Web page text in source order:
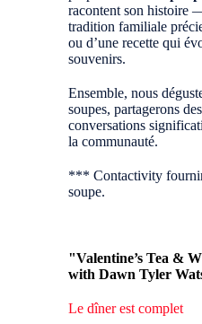
racontent son histoire
tradition familiale
ou d’une recette qui
souvenirs.
Ensemble, nous
soupes, partagerons
conversations
la communauté.
*** Contactivity
soupe.
"Valentine’s Tea &
with Dawn Tyler
Le dîner est complet